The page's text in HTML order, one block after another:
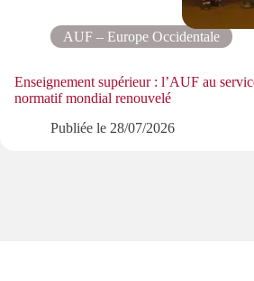
AUF – Europe Occidentale
Enseignement supérieur : l’AUF au
normatif mondial renouvelé
Publiée le 28/07/2026